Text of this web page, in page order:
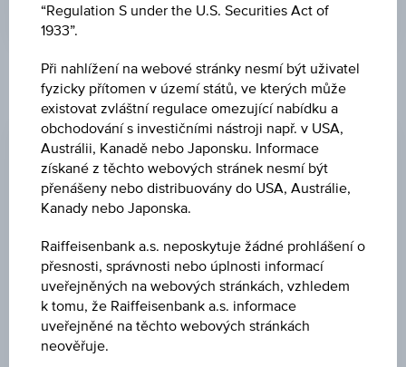
Zobrazujem 26 676 do 26 700 z 26 828 výsledků
ISIN Instrument
CH1206367604 WUEH FINA2.1BD26
Würth
XS2176534795 WURH FINA0.7527
Würth
XS2480515662 WURH FINA2.125NT30
Würth
“Regulation S under the U.S. Securities Act of
1933”.
Při nahlížení na webové stránky nesmí být uživatel
fyzicky přítomen v území států, ve kterých může
existovat zvláštní regulace omezující nabídku a
obchodování s investičními nástroji např. v USA,
Austrálii, Kanadě nebo Japonsku. Informace
získané z těchto webových stránek nesmí být
přenášeny nebo distribuovány do USA, Austrálie,
Kanady nebo Japonska.
Raiffeisenbank a.s. neposkytuje žádné prohlášení o
přesnosti, správnosti nebo úplnosti informací
uveřejněných na webových stránkách, vzhledem
k tomu, že Raiffeisenbank a.s. informace
uveřejněné na těchto webových stránkách
neověřuje.